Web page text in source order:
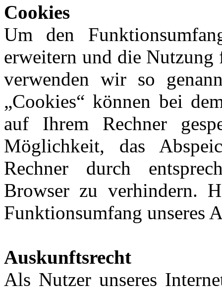
Cookies
Um den
erweitern und die
verwenden wir so
„Cookies“ können bei
auf Ihrem Rechner
Möglichkeit, das
Rechner durch
Browser zu verhindern.
Funktionsumfang unseres
Auskunftsrecht
Als Nutzer unseres